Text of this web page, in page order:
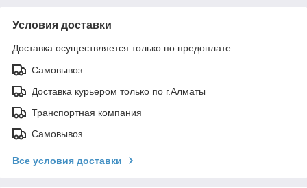
Условия доставки
Доставка осуществляется только по предоплате.
Самовывоз
Доставка курьером только по г.Алматы
Транспортная компания
Самовывоз
Все условия доставки